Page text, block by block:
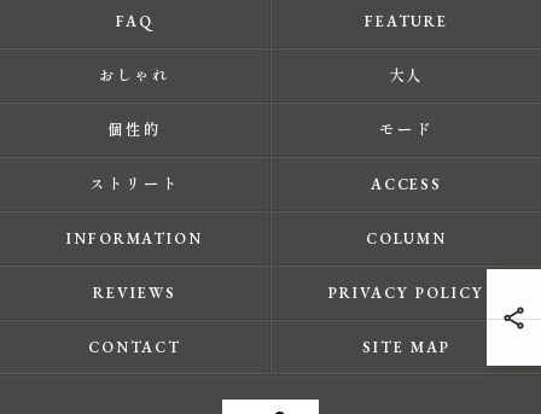
FAQ FEATURE
おしゃれ 大人
個性的 モード
ストリート ACCESS
INFORMATION COLUMN
REVIEWS PRIVACY POLICY
CONTACT SITE MAP